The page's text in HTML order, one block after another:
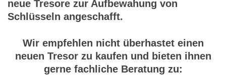
neue Tresore zur Aufbewahung von
Schlüsseln angeschafft.
Wir empfehlen nicht überhastet einen
neuen Tresor zu kaufen und bieten ihnen
gerne fachliche Beratung zu: